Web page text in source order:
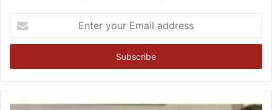
your
Email